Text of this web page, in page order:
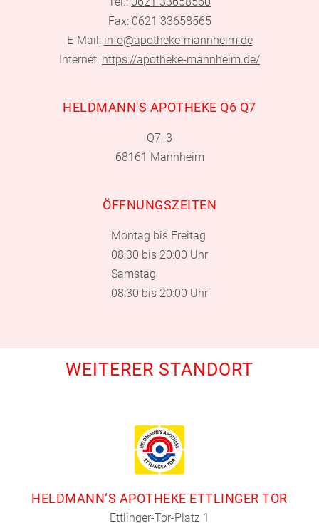
Fax: 0621 33658565
E-Mail: info@apotheke-mannheim.de
Internet: https://apotheke-mannheim.de/
HELDMANN'S APOTHEKE Q6 Q7
Q7, 3
68161 Mannheim
ÖFFNUNGSZEITEN
Montag bis Freitag
08:30 bis 20:00 Uhr
Samstag
08:30 bis 20:00 Uhr
WEITERER STANDORT
HELDMANN‘S APOTHEKE ETTLINGER TOR
Ettlinger-Tor-Platz 1